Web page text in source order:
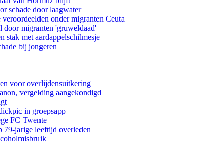
schade door laagwater
onder migranten Ceuta
door migranten 'gruweldaad'
stak met aardappelschilmesje
bij jongeren
voor overlijdensuitkering
vergelding aangekondigd
in groepsapp
FC Twente
79-jarige leeftijd overleden